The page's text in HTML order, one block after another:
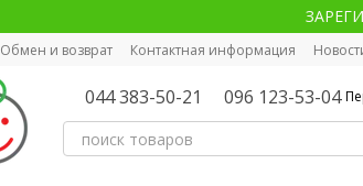
Обмен и возврат Контактная информация
044 383-50-21 096 123-53-04